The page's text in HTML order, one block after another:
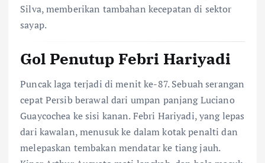
Silva, memberikan tambahan kecepatan di sektor
sayap.
Gol Penutup Febri Hariyadi
Puncak laga terjadi di menit ke-87. Sebuah serangan
cepat Persib berawal dari umpan panjang Luciano
Guaycochea ke sisi kanan. Febri Hariyadi, yang lepas
dari kawalan, menusuk ke dalam kotak penalti dan
melepaskan tembakan mendatar ke tiang jauh.